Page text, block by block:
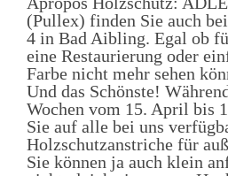
(Pullex) finden Sie auch
4 in Bad Aibling. Egal ob
eine Restaurierung oder
Farbe nicht mehr sehen
Und das Schönste!
Wochen vom 15. April bis
Sie auf alle bei uns
Holzschutzanstriche für
Sie können ja auch klein